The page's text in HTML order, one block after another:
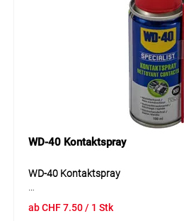
Verbindungen zu beruhigen,
Muttern zu lösen und Oberflächen
schützen. Die einfache Anwendung
zu einem praktischen Helfer für
Ideal für Werkzeuge, Maschinen,
Metallteile, Fahrzeuge, Geräte und
Wartungsarbeiten in Betrieb,
WD-40 Kontaktspray
WD-40 Kontaktspray
empfindliche elektrische und
abCHF7.50/ 1 Stk